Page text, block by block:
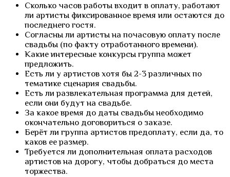
Сколько часов работы входит в оплату, работают
ли артисты фиксированное время или остаются до
последнего гостя.
Согласны ли артисты на почасовую оплату после
свадьбы (по факту отработанного времени).
Какие интересные конкурсы группа может
предложить.
Есть ли у артистов хотя бы 2-3 различных по
тематике сценария свадьбы.
Есть ли развлекательная программа для детей,
если они будут на свадьбе.
За какое время до даты свадьбы необходимо
окончательно договориться о заказе.
Берёт ли группа артистов предоплату, если да, то
каков ее размер.
Требуется ли дополнительная оплата расходов
артистов на дорогу, чтобы добраться до места
торжества.